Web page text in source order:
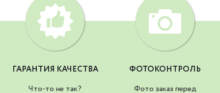
ГАРАНТИЯ КАЧЕСТВА
Что-то не так?
ФОТОКОНТРОЛЬ
Фото заказ перед